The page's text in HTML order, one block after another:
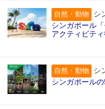
自然・動物
シ
シンガポール
アクティビティ
自然・動物
シ
シンガポール